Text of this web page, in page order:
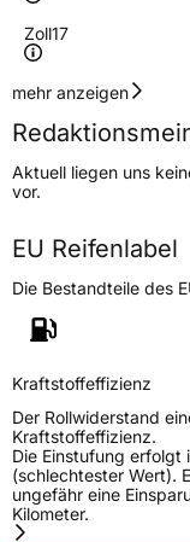
Zoll17
Lastindex94
Höchstlast670 kg
Generelle
Fahrzeugtyp
Verwendung
ModellnameSnow
FahrzeugartPKW &
Weitere
mehr anzeigen
Aktuell liegen uns
vor.
EU Reifenlabel
Die Bestandteile des
Kraftstoffeffizienz
Der Rollwiderstand
Kraftstoffeffizienz.
Die Einstufung erfolgt
(schlechtester Wert).
ungefähr eine
Kilometer.